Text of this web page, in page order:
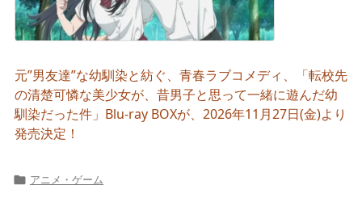
元”男友達”な幼馴染と紡ぐ、青春ラブコメディ、「転校先
の清楚可憐な美少女が、昔男子と思って一緒に遊んだ幼
馴染だった件」Blu-ray BOXが、2026年11月27日(金)より
発売決定！
 アニメ・ゲーム